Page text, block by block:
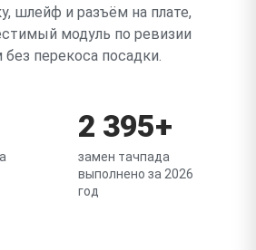
шлейф и разъём на плате,
модуль по ревизии
перекоса посадки.
2 395+
замен тачпада
выполнено за 2026
год